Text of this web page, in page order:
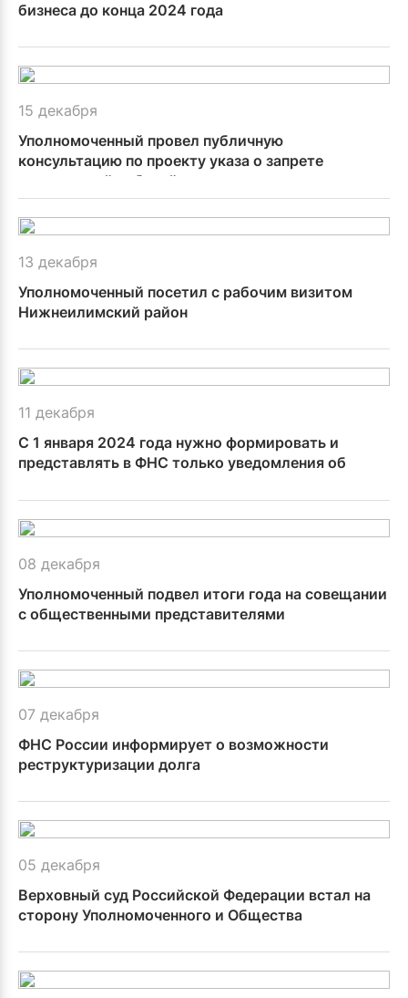
бизнеса до конца 2024 года
15 декабря
Уполномоченный провел публичную
консультацию по проекту указа о запрете
иностранной рабочей силы по патентам
13 декабря
Уполномоченный посетил с рабочим визитом
Нижнеилимский район
11 декабря
С 1 января 2024 года нужно формировать и
представлять в ФНС только уведомления об
08 декабря
Уполномоченный подвел итоги года на совещании
с общественными представителями
07 декабря
ФНС России информирует о возможности
реструктуризации долга
05 декабря
Верховный суд Российской Федерации встал на
сторону Уполномоченного и Общества